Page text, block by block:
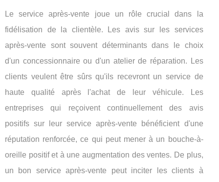
Le service après-vente joue un rôle crucial dans la
fidélisation de la clientèle. Les avis sur les services
après-vente sont souvent déterminants dans le choix
d'un concessionnaire ou d'un atelier de réparation. Les
clients veulent être sûrs qu'ils recevront un service de
haute qualité après l'achat de leur véhicule. Les
entreprises qui reçoivent continuellement des avis
positifs sur leur service après-vente bénéficient d'une
réputation renforcée, ce qui peut mener à un bouche-à-
oreille positif et à une augmentation des ventes. De plus,
un bon service après-vente peut inciter les clients à